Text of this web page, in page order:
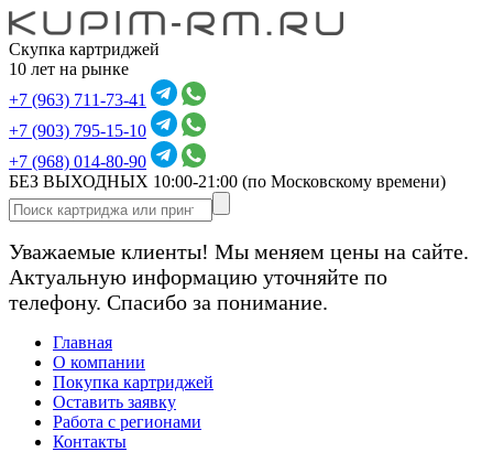
Скупка картриджей
10 лет на рынке
+7 (963) 711-73-41
+7 (903) 795-15-10
+7 (968) 014-80-90
БЕЗ ВЫХОДНЫХ 10:00-21:00 (по Московскому времени)
Уважаемые клиенты! Мы меняем цены на сайте.
Актуальную информацию уточняйте по
телефону. Спасибо за понимание.
Главная
О компании
Покупка картриджей
Оставить заявку
Работа с регионами
Контакты